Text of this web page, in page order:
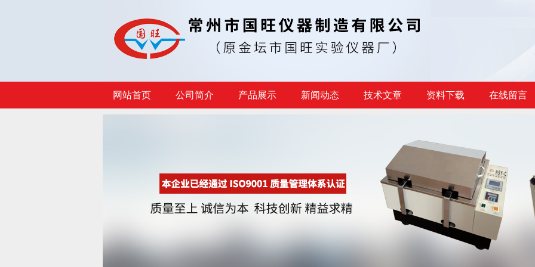
网站首页 公司简介 产品展示 新闻动态 技术文章 资料下载 在线留言